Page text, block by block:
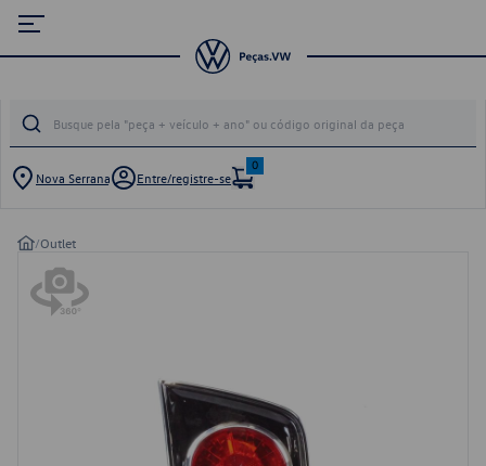
Nova Serrana Entre/registre-se
0
/Outlet